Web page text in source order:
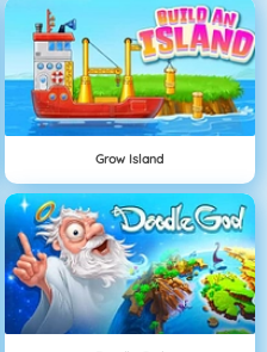
Grow Island